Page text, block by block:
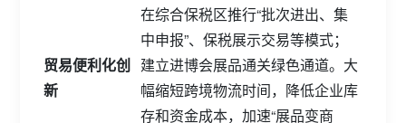
贸易便利化创
新
在综合保税区推行“批次进出、集
中申报”、保税展示交易等模式；
建立进博会展品通关绿色通道。大
幅缩短跨境物流时间，降低企业库
存和资金成本，加速“展品变商